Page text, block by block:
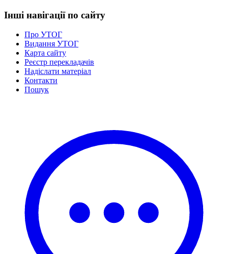
Інші навігації по сайту
Про УТОГ
Видання УТОГ
Карта сайту
Реєстр перекладачів
Надіслати матеріал
Контакти
Пошук